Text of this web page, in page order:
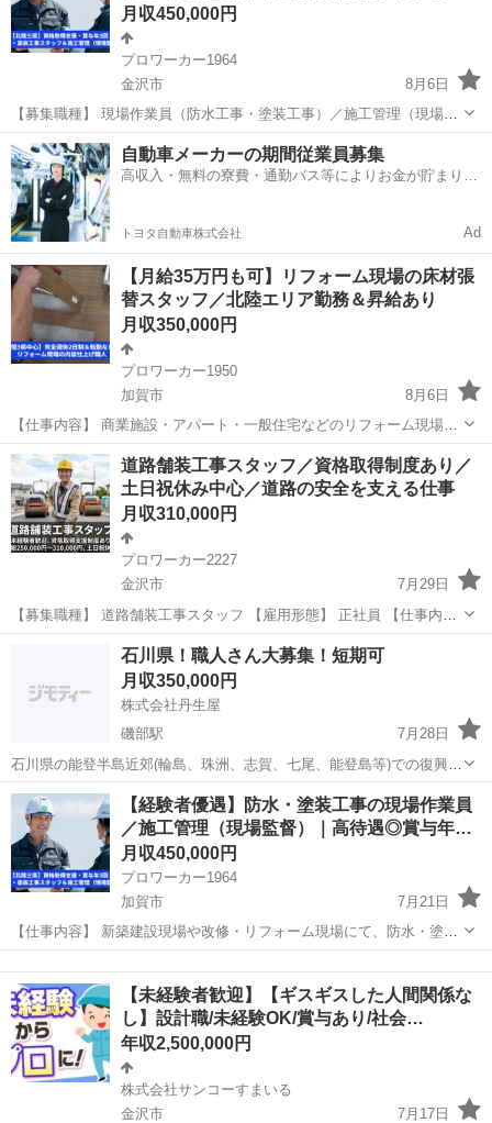
月収450,000円
プロワーカー1964
金沢市
8月6日
【募集職種】 現場作業員（防水工事・塗装工事）／施工管理（現場監
督） 【仕事内容】 新築建設現場や改修・リフォーム現場にて、防水・
塗装工事を行っていただきます。 防水工事は、いかに優れた材料を使
っても「施工の精度...
石川 金沢市 その他
自動車メーカーの期間従業員募集
高収入・無料の寮費・通勤バス等によりお金が貯まりや
トヨタ自動車株式会社 Ad
【月給35万円も可】リフォーム現場の床材張
替スタッフ／北陸エリア勤務＆昇給あり
月収350,000円
プロワーカー1950
加賀市
8月6日
【仕事内容】 商業施設・アパート・一般住宅などのリフォーム現場
で、古くなった床材をはがし、新しい床材を張り替えるお仕事です。
現場は主に北陸3県（石川・富山・福井）で、チームで動くため一人で
の作業はありません。 未...
石川 加賀市 その他 未経験
道路舗装工事スタッフ／資格取得制度あり／
土日祝休み中心／道路の安全を支える仕事
月収310,000円
プロワーカー2227
金沢市
7月29日
【募集職種】 道路舗装工事スタッフ 【雇用形態】 正社員 【仕事内
容】 道路舗装工事に関わる作業を担当していただきます。 主な業務内
容 ・点字や防水などの安全な道路施工 ・道路の段差や穴の補修工事...
金沢市 その他
石川県！職人さん大募集！短期可
月収350,000円
株式会社丹生屋
磯部駅
7月28日
石川県の能登半島近郊(輪島、珠洲、志賀、七尾、能登島等)での復興の
お仕事になります。 大手元請け様の為安心です。 作業内容 片付け、
解体、4tダンプ、重機作業等の解体作業一般 下請け業者様も大募集で
す。 資格等あれば可 ...
石川 金沢市 磯部駅 その他 未経験
【経験者優遇】防水・塗装工事の現場作業員
／施工管理（現場監督）｜高待遇◎賞与年…
月収450,000円
プロワーカー1964
加賀市
7月21日
【仕事内容】 新築建設現場や改修・リフォーム現場にて、防水・塗装
工事を行っていただきます。 防水工事は、いかに優れた材料を使って
も「施工の精度」が命。 確実な施工技術が求められる分、技術を身に
つけるほどやりがいを実感で...【未経験者歓迎】【ギスギスした人間関係な
し】設計職/未経験OK/賞与あり/社会…
年収2,500,000円
株式会社サンコーすまいる
金沢市
7月17日